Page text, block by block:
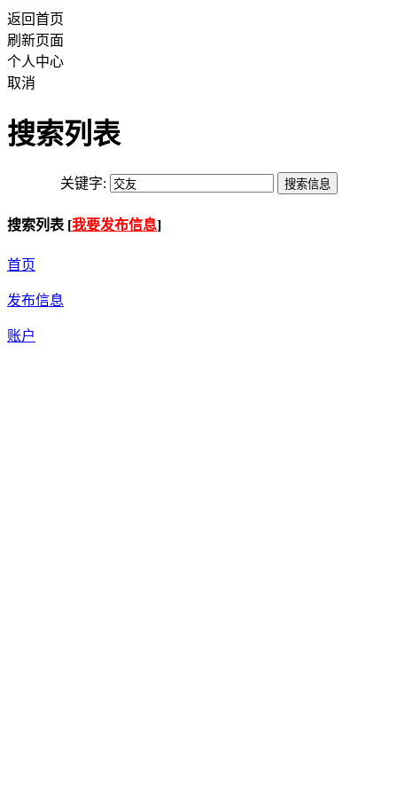
返回首页
刷新页面
个人中心
取消
搜索列表
关键字:
搜索列表 [我要发布信息]
首页
发布信息
账户